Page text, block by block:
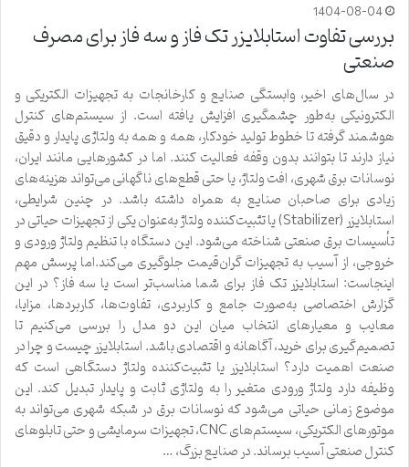
1404-08-04
بررسی تفاوت استابلایزر تک فاز و سه فاز برای مصرف
صنعتی
در سال‌های اخیر، وابستگی صنایع و کارخانجات به تجهیزات الکتریکی و
الکترونیکی به‌طور چشمگیری افزایش یافته است. از سیستم‌های کنترل
هوشمند گرفته تا خطوط تولید خودکار، همه و همه به ولتاژی پایدار و دقیق
نیاز دارند تا بتوانند بدون وقفه فعالیت کنند. اما در کشورهایی مانند ایران،
نوسانات برق شهری، افت ولتاژ، یا حتی قطع‌های ناگهانی می‌تواند هزینه‌های
زیادی برای صاحبان صنایع به همراه داشته باشد. در چنین شرایطی،
استابلایزر (Stabilizer) یا تثبیت‌کننده ولتاژ به‌عنوان یکی از تجهیزات حیاتی در
تأسیسات برق صنعتی شناخته می‌شود. این دستگاه با تنظیم ولتاژ ورودی و
خروجی، از آسیب به تجهیزات گران‌قیمت جلوگیری می‌کند.اما پرسش مهم
اینجاست: استابلایزر تک فاز برای شما مناسب‌تر است یا سه فاز؟ در این
گزارش اختصاصی به‌صورت جامع و کاربردی، تفاوت‌ها، کاربردها، مزایا،
معایب و معیارهای انتخاب میان این دو مدل را بررسی می‌کنیم تا
تصمیم‌گیری برای خرید، آگاهانه و اقتصادی باشد. استابلایزر چیست و چرا در
صنعت اهمیت دارد؟ استابلایزر یا تثبیت‌کننده ولتاژ دستگاهی است که
وظیفه دارد ولتاژ ورودی متغیر را به ولتاژی ثابت و پایدار تبدیل کند. این
موضوع زمانی حیاتی می‌شود که نوسانات برق در شبکه شهری می‌تواند به
موتورهای الکتریکی، سیستم‌های CNC، تجهیزات سرمایشی و حتی تابلوهای
کنترل صنعتی آسیب برساند. در صنایع بزرگ، …